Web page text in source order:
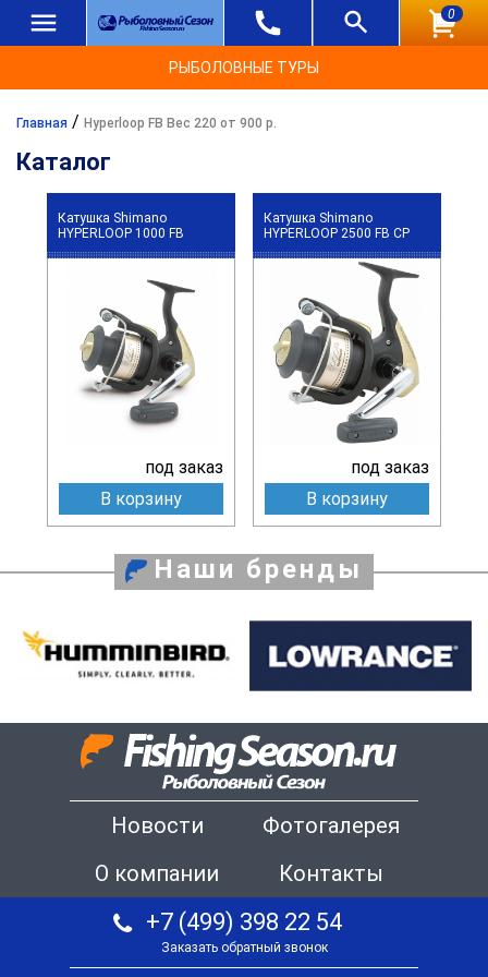
0
РЫБОЛОВНЫЕ ТУРЫ
Главная / Hyperloop FB Вес 220 от 900 р.
Каталог
Катушка Shimano
HYPERLOOP 1000 FB
под заказ
В корзину
Катушка Shimano
HYPERLOOP 2500 FB CP
под заказ
В корзину
Наши бренды
Новости
Фотогалерея
О компании
Контакты
+7 (499) 398 22 54
Заказать обратный звонок